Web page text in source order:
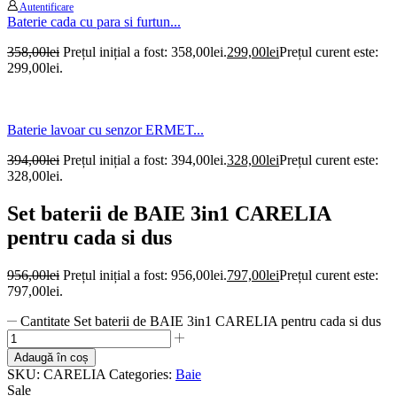
Autentificare
Baterie cada cu para si furtun...
358,00lei Prețul inițial a fost: 358,00lei.299,00leiPrețul curent este:
299,00lei.
Baterie lavoar cu senzor ERMET...
394,00lei Prețul inițial a fost: 394,00lei.328,00leiPrețul curent este:
328,00lei.
Set baterii de BAIE 3in1 CARELIA
pentru cada si dus
956,00lei Prețul inițial a fost: 956,00lei.797,00leiPrețul curent este:
797,00lei.
Cantitate Set baterii de BAIE 3in1 CARELIA pentru cada si dus
Adaugă în coș
SKU: CARELIA Categories: Baie
Sale